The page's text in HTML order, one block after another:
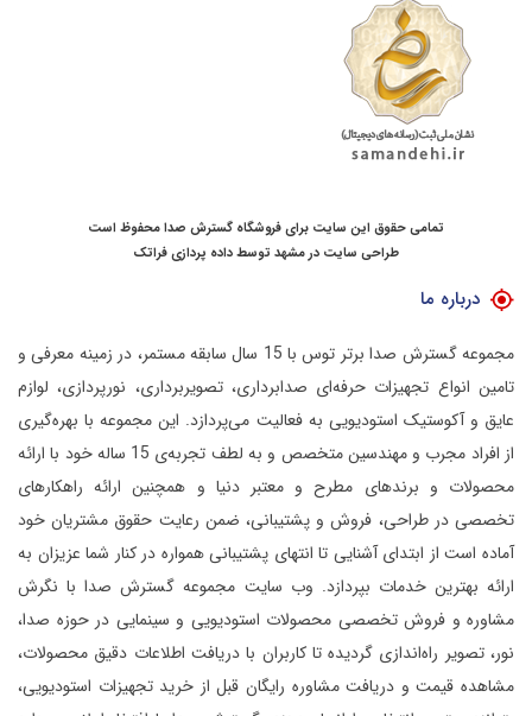
تمامی حقوق این سایت برای فروشگاه گسترش صدا محفوظ است
طراحی سایت در مشهد توسطداده پردازی فراتک
درباره ما
مجموعه گسترش صدا برتر توس با 15 سال سابقه مستمر، در زمینه معرفی و
تامین انواع تجهیزات حرفه‌ای صدابرداری، تصویربرداری، نورپردازی، لوازم
عایق و آکوستیک استودیویی به فعالیت می‌پردازد. این مجموعه با بهره‌گیری
از افراد مجرب و مهندسین متخصص و به لطف تجربه‌ی 15 ساله خود با ارائه
محصولات و برندهای مطرح و معتبر دنیا و همچنین ارائه راهکارهای
تخصصی در طراحی، فروش و پشتیبانی، ضمن رعایت حقوق مشتریان خود
آماده است از ابتدای آشنایی تا انتهای پشتیبانی همواره در کنار شما عزیزان به
ارائه بهترین خدمات بپردازد. وب سایت مجموعه گسترش صدا با نگرش
مشاوره و فروش تخصصی محصولات استودیویی و سینمایی در حوزه صدا،
نور، تصویر راه‌اندازی گردیده تا کاربران با دریافت اطلاعات دقیق محصولات،
مشاهده قیمت و دریافت مشاوره رایگان قبل از خرید تجهیزات استودیویی،